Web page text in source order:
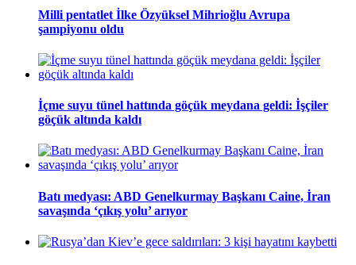
Milli pentatlet İlke Özyüksel Mihrioğlu Avrupa
şampiyonu oldu
İçme suyu tünel hattında göçük meydana geldi: İşçiler
göçük altında kaldı
Batı medyası: ABD Genelkurmay Başkanı Caine, İran
savaşında ‘çıkış yolu’ arıyor